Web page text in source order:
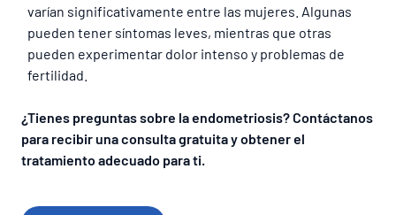
varían significativamente entre las mujeres. Algunas
pueden tener síntomas leves, mientras que otras
pueden experimentar dolor intenso y problemas de
fertilidad.
¿Tienes preguntas sobre la endometriosis? Contáctanos
para recibir una consulta gratuita y obtener el
tratamiento adecuado para ti.